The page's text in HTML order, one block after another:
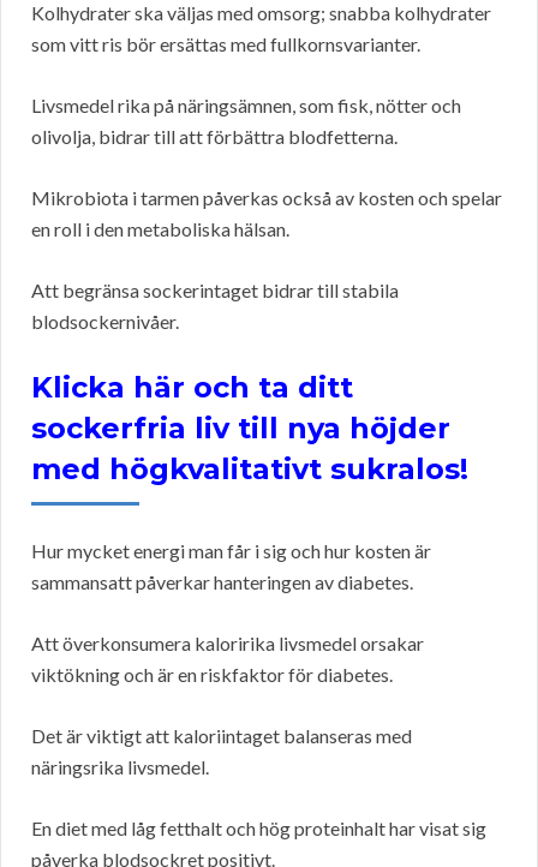
Kolhydrater ska väljas med omsorg; snabba kolhydrater
som vitt ris bör ersättas med fullkornsvarianter.
Livsmedel rika på näringsämnen, som fisk, nötter och
olivolja, bidrar till att förbättra blodfetterna.
Mikrobiota i tarmen påverkas också av kosten och spelar
en roll i den metaboliska hälsan.
Att begränsa sockerintaget bidrar till stabila
blodsockernivåer.
Klicka här och ta ditt
sockerfria liv till nya höjder
med högkvalitativt sukralos!
Hur mycket energi man får i sig och hur kosten är
sammansatt påverkar hanteringen av diabetes.
Att överkonsumera kaloririka livsmedel orsakar
viktökning och är en riskfaktor för diabetes.
Det är viktigt att kaloriintaget balanseras med
näringsrika livsmedel.
En diet med låg fetthalt och hög proteinhalt har visat sig
påverka blodsockret positivt.